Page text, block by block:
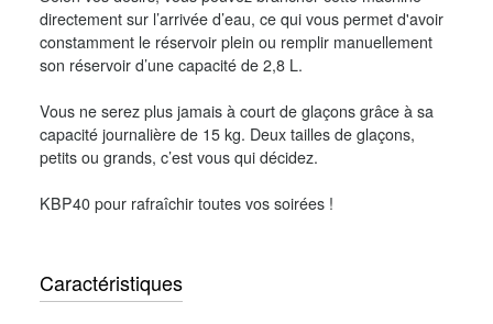
directement sur l’arrivée d’eau, ce qui vous permet d'avoir
constamment le réservoir plein ou remplir manuellement
son réservoir d’une capacité de 2,8 L.
Vous ne serez plus jamais à court de glaçons grâce à sa
capacité journalière de 15 kg. Deux tailles de glaçons,
petits ou grands, c’est vous qui décidez.
KBP40 pour rafraîchir toutes vos soirées !
Caractéristiques